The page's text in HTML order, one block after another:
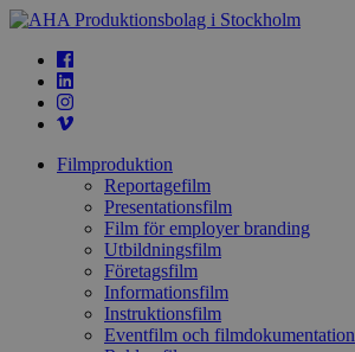
Filmproduktion
Reportagefilm
Presentationsfilm
Film för employer branding
Utbildningsfilm
Företagsfilm
Informationsfilm
Instruktionsfilm
Eventfilm och filmdokumentation